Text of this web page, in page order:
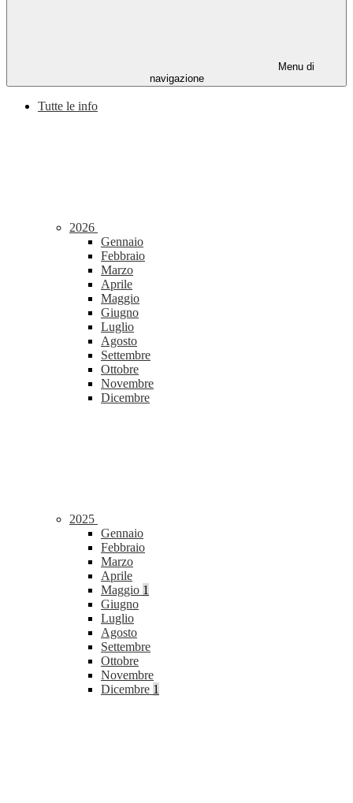
Menu di
navigazione
Tutte le info
2026
Gennaio
Febbraio
Marzo
Aprile
Maggio
Giugno
Luglio
Agosto
Settembre
Ottobre
Novembre
Dicembre
2025
Gennaio
Febbraio
Marzo
Aprile
Maggio 1
Giugno
Luglio
Agosto
Settembre
Ottobre
Novembre
Dicembre 1